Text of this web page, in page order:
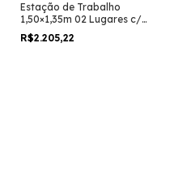
Estação de Trabalho
1,50×1,35m 02 Lugares c/
Gavetas c/ ponto de tomada
– Magazine Silva – Nogal
R$2.205,22